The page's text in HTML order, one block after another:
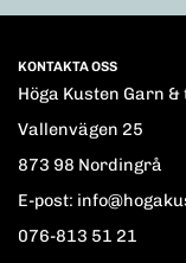
KONTAKTA OSS
Höga Kusten Garn
Vallenvägen 25
873 98 Nordingrå
E-post:
076-813 51 21